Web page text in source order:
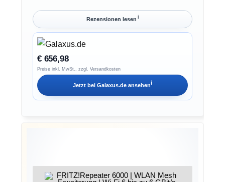
Rezensionen lesen ℹ︎
€ 656,98
Preise inkl. MwSt., zzgl. Versandkosten
Jetzt bei Galaxus.de ansehenℹ︎